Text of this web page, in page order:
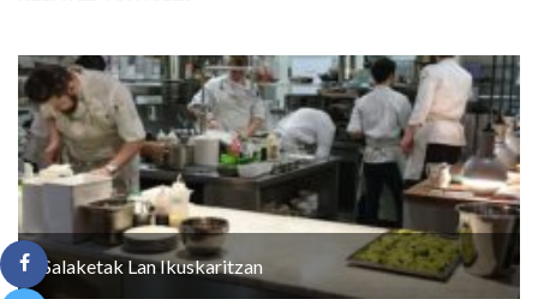
Salaketak Lan Ikuskaritzan